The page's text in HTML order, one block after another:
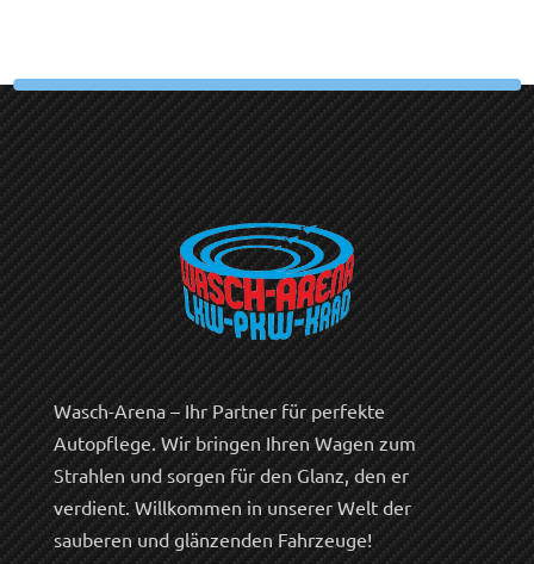
Wasch-Arena – Ihr Partner für perfekte
Autopflege. Wir bringen Ihren Wagen zum
Strahlen und sorgen für den Glanz, den er
verdient. Willkommen in unserer Welt der
sauberen und glänzenden Fahrzeuge!